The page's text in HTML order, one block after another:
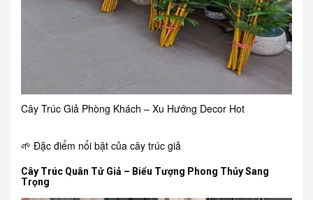
Cây Trúc Giả Phòng Khách – Xu Hướng Decor Hot
🌱 Đặc điểm nổi bật của cây trúc giả
Cây Trúc Quân Tử Giả – Biểu Tượng Phong Thủy Sang
Trọng